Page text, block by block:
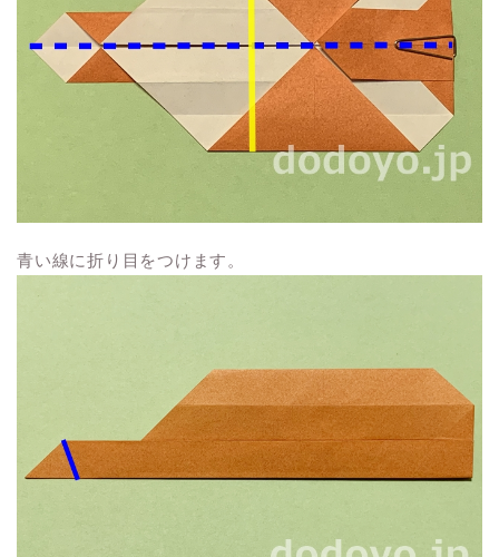
青い線に折り目をつけます。